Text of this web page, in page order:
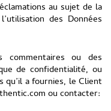
au sujet de la
des Données
ou des
de confidentialité, ou
qu’il a fournies, le Client
ou contacter: